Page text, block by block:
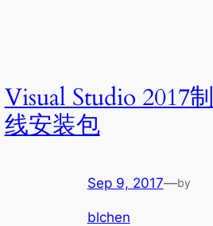
Visual Studio 2017
线安装包
Sep 9, 2017—by
blchen